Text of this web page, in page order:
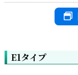
E1タイプ